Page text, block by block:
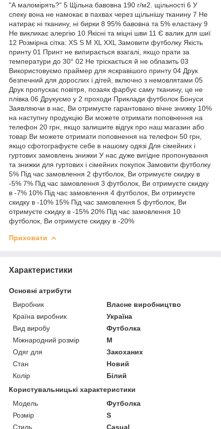
"А маломірять?" 5 Щільна бавовна 190 г/м2. щільності 6 У
спеку вона не намокає в пахвах через щільнішу тканину 7 Не
натирає ні тканину, ні бирки 8 95% бавовна та 5% еластану 9
Не викликає алергію 10 Якісні та міцні шви 11 Є валик для шиї
12 Розмірна сітка: XS S M XL XXL Замовити футболку Якість
принту 01 Принт не випирається взагалі, якщо прати за
температури до 30° 02 Не тріскається й не облазить 03
Використовуємо праймер для яскравішого принту 04 Друк
безпечний для дорослих і дітей, включно з немовлятами 05
Друк пропускає повітря, позаяк фарбує саму тканину, це не
плівка 06 Друкуємо у 2 проходи Приклади футболок Бонуси
Заявляючи в нас, Ви отримуєте гарантовано вічне знижку 10%
на наступну продукцію Ви можете отримати поповнення на
телефон 20 грн, якщо залишите відгук про наш магазин або
товар Ви можете отримати поповнення на телефон 50 грн,
якщо сфотографуєте себе в нашому одязі Для сімейних і
гуртових замовлень знижки У нас дуже вигідне пропонування
та знижки для гуртових і сімейних покупок Замовити футболку
5% Під час замовлення 2 футболок, Ви отримуєте скидку в
-5% 7% Під час замовлення 3 футболок, Ви отримуєте скидку
в -7% 10% Під час замовлення 4 футболок, Ви отримуєте
скидку в -10% 15% Під час замовлення 5 футболок, Ви
отримуєте скидку в -15% 20% Під час замовлення 10
футболок, Ви отримуєте скидку в -20%
Приховати
Характеристики
Основні атрибути
Виробник
Власне виробництво
Країна виробник
Україна
Вид виробу
Футболка
Міжнародний розмір
M
Одяг для
Закоханих
Стан
Новий
Колір
Білий
Користувальницькі характеристики
Мoдель
Футболка
Розмір
S
Стиль
Casual